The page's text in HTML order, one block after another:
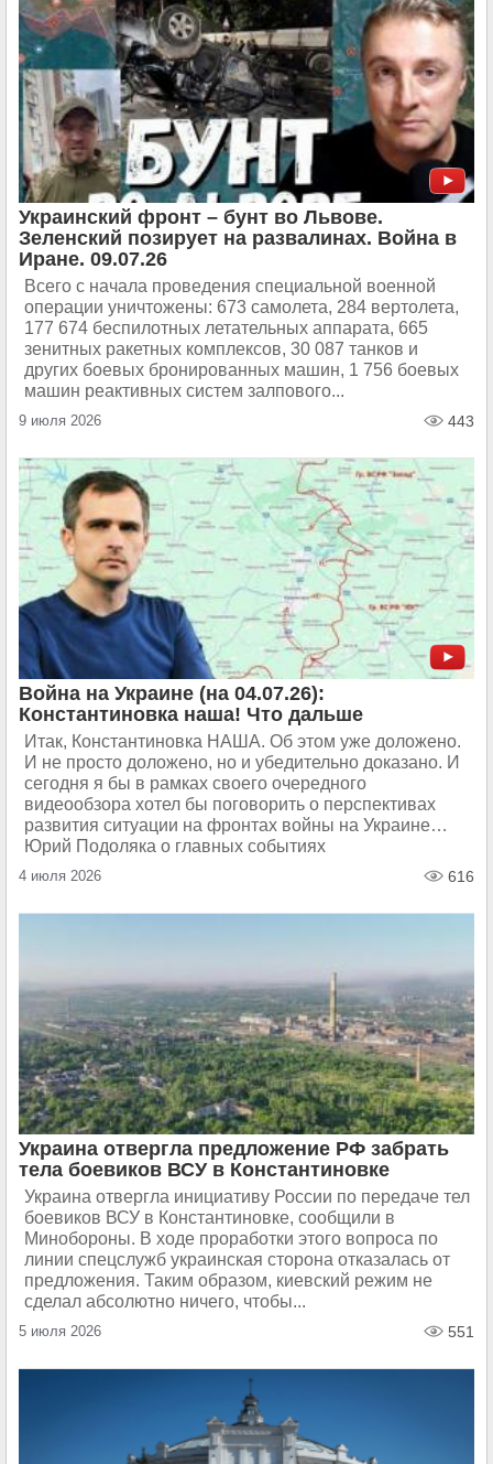
Украинский фронт – бунт во Львове.
Зеленский позирует на развалинах. Война в
Иране. 09.07.26
Всего с начала проведения специальной военной
операции уничтожены: 673 самолета, 284 вертолета,
177 674 беспилотных летательных аппарата, 665
зенитных ракетных комплексов, 30 087 танков и
других боевых бронированных машин, 1 756 боевых
машин реактивных систем залпового...
9 июля 2026 443
Война на Украине (на 04.07.26):
Константиновка наша! Что дальше
Итак, Константиновка НАША. Об этом уже доложено.
И не просто доложено, но и убедительно доказано. И
сегодня я бы в рамках своего очередного
видеообзора хотел бы поговорить о перспективах
развития ситуации на фронтах войны на Украине…
Юрий Подоляка о главных событиях
4 июля 2026 616
Украина отвергла предложение РФ забрать
тела боевиков ВСУ в Константиновке
Украина отвергла инициативу России по передаче тел
боевиков ВСУ в Константиновке, сообщили в
Минобороны. В ходе проработки этого вопроса по
линии спецслужб украинская сторона отказалась от
предложения. Таким образом, киевский режим не
сделал абсолютно ничего, чтобы...
5 июля 2026 551